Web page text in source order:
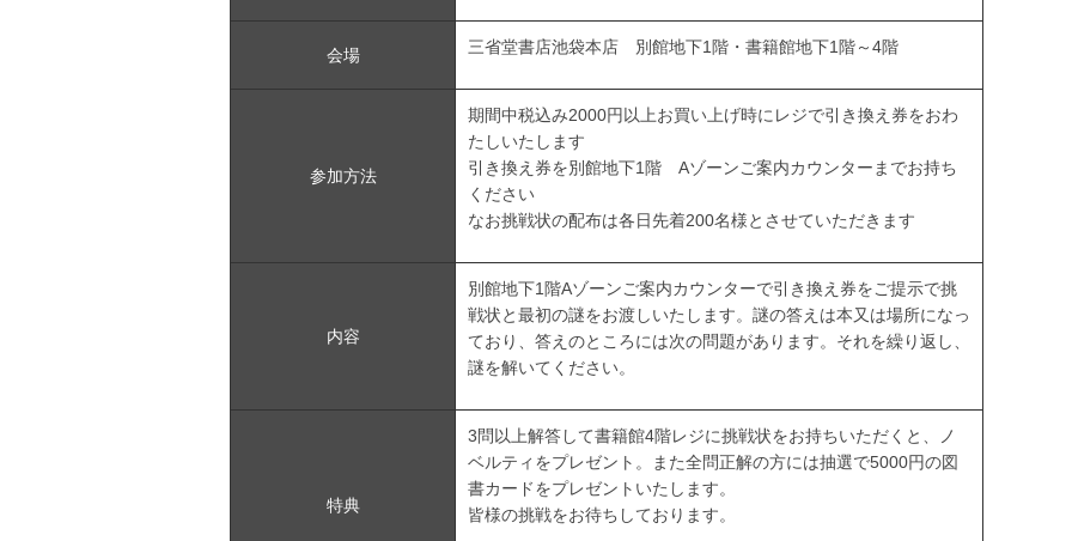
会場 三省堂書店池袋本店 別館地下1階・書籍館地下1階～4階
参加方法
期間中税込み2000円以上お買い上げ時にレジで引き換え券をおわ
たしいたします
引き換え券を別館地下1階 Aゾーンご案内カウンターまでお持ち
ください
なお挑戦状の配布は各日先着200名様とさせていただきます
内容
別館地下1階Aゾーンご案内カウンターで引き換え券をご提示で挑
戦状と最初の謎をお渡しいたします。謎の答えは本又は場所になっ
ており、答えのところには次の問題があります。それを繰り返し、
謎を解いてください。
特典
3問以上解答して書籍館4階レジに挑戦状をお持ちいただくと、ノ
ベルティをプレゼント。また全問正解の方には抽選で5000円の図
書カードをプレゼントいたします。
皆様の挑戦をお待ちしております。